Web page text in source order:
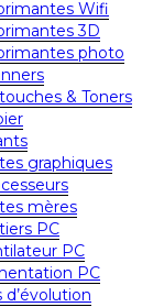
Wifi
3D
photo
& Toners
graphiques
mères
PC
PC
PC
d’évolution